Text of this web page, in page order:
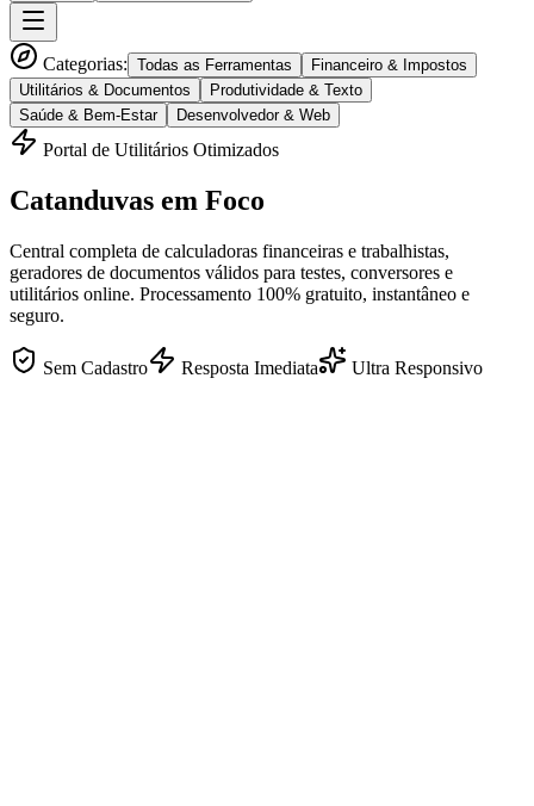
Categorias: Todas as Ferramentas
Financeiro & Impostos
Utilitários & Documentos
Produtividade & Texto
Saúde & Bem-Estar
Desenvolvedor & Web
Portal de Utilitários Otimizados
Catanduvas em Foco
Central completa de calculadoras financeiras e trabalhistas,
geradores de documentos válidos para testes, conversores e
utilitários online. Processamento 100% gratuito, instantâneo e
seguro.
Sem Cadastro Resposta Imediata Ultra Responsivo